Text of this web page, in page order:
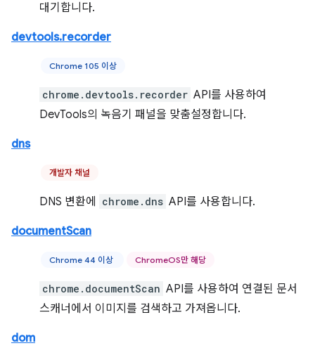
대기합니다.
devtools.recorder
Chrome 105 이상
chrome.devtools.recorder API를 사용하여
DevTools의 녹음기 패널을 맞춤설정합니다.
dns
개발자 채널
DNS 변환에 chrome.dns API를 사용합니다.
documentScan
Chrome 44 이상 ChromeOS만 해당
chrome.documentScan API를 사용하여 연결된 문서
스캐너에서 이미지를 검색하고 가져옵니다.
dom